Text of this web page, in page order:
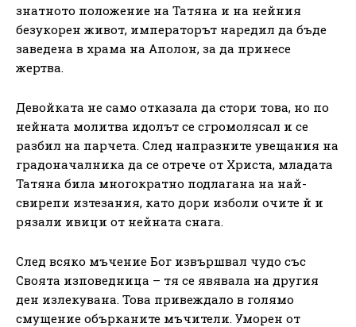
знатното положение на Татяна и на нейния
безукорен живот, императорът наредил да бъде
заведена в храма на Аполон, за да принесе
жертва.
Девойката не само отказала да стори това, но по
нейната молитва идолът се сгромолясал и се
разбил на парчета. След напразните увещания на
градоначалника да се отрече от Христа, младата
Татяна била многократно подлагана на най-
свирепи изтезания, като дори изболи очите й и
рязали ивици от нейната снага.
След всяко мъчение Бог извършвал чудо със
Своята изповедница – тя се явявала на другия
ден излекувана. Това привеждало в голямо
смущение обърканите мъчители. Уморен от